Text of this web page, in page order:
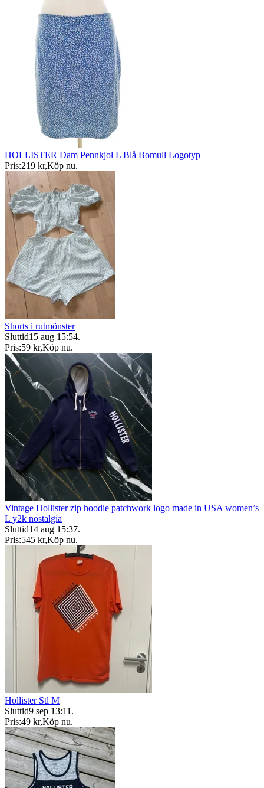
HOLLISTER Dam Pennkjol L Blå Bomull Logotyp
Pris:219 kr,Köp nu.
Shorts i rutmönster
Sluttid15 aug 15:54.
Pris:59 kr,Köp nu.
Vintage Hollister zip hoodie patchwork logo made in USA women’s
L y2k nostalgia
Sluttid14 aug 15:37.
Pris:545 kr,Köp nu.
Hollister Stl M
Sluttid9 sep 13:11 .
Pris:49 kr,Köp nu.